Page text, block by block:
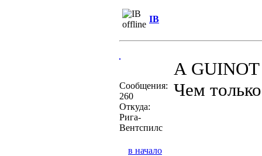
IB
Сообщения:
260
Откуда:
Рига-
Вентспилс
А GUINOT
Чем
в начало